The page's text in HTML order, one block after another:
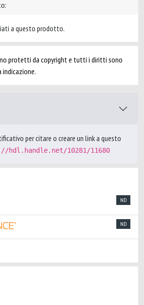
a questo prodotto.
protetti da copyright e tutti i diritti sono
indicazione.
per citare o creare un link a questo
hdl.handle.net/10281/11680
ND
ND